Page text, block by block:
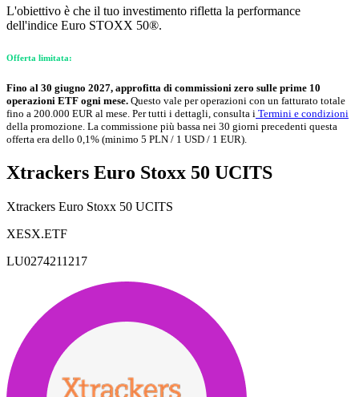
L'obiettivo è che il tuo investimento rifletta la performance
dell'indice Euro STOXX 50®.
Offerta limitata:
Fino al 30 giugno 2027, approfitta di commissioni zero sulle prime 10
operazioni ETF ogni mese. Questo vale per operazioni con un fatturato totale
fino a 200.000 EUR al mese. Per tutti i dettagli, consulta i Termini e condizioni
della promozione. La commissione più bassa nei 30 giorni precedenti questa
offerta era dello 0,1% (minimo 5 PLN / 1 USD / 1 EUR).
Xtrackers Euro Stoxx 50 UCITS
Xtrackers Euro Stoxx 50 UCITS
XESX.ETF
LU0274211217